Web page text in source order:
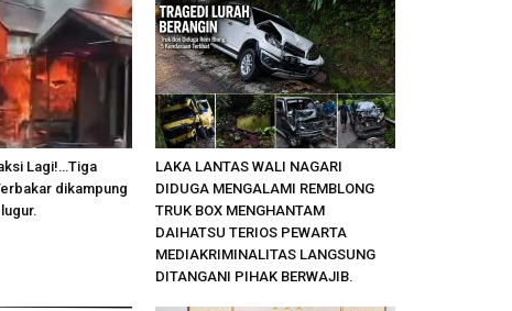
Lagi!…Tiga
dikampung
LAKA LANTAS WALI NAGARI
DIDUGA MENGALAMI REMBLONG
TRUK BOX MENGHANTAM
DAIHATSU TERIOS PEWARTA
MEDIAKRIMINALITAS LANGSUNG
DITANGANI PIHAK BERWAJIB.